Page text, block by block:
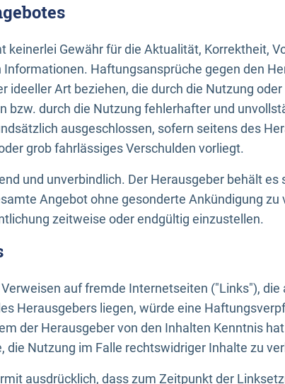
keinerlei Gewähr für die Aktualität, Korrektheit,
Haftungsansprüche gegen den
ideeller Art beziehen, die durch die Nutzung
bzw. durch die Nutzung fehlerhafter und
ausgeschlossen, sofern seitens des
grob fahrlässiges Verschulden vorliegt.
und unverbindlich. Der Herausgeber behält es
Angebot ohne gesonderte Ankündigung zu
zeitweise oder endgültig einzustellen.
auf fremde Internetseiten ("Links"), die
Herausgebers liegen, würde eine
der Herausgeber von den Inhalten Kenntnis
die Nutzung im Falle rechtswidriger Inhalte zu
ausdrücklich, dass zum Zeitpunkt der